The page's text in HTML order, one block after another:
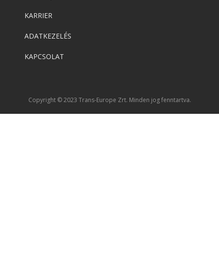
KARRIER
ADATKEZELÉS
KAPCSOLAT
Copyright © 2023 Trans-Europe Zrt. Minden jog fenntartva.